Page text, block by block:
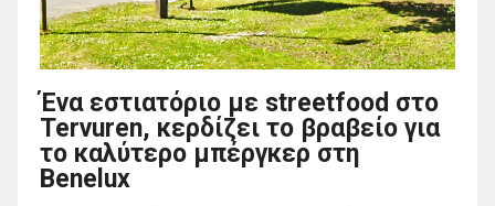
Ένα εστιατόριο με streetfood στο
Tervuren, κερδίζει το βραβείο για
το καλύτερο μπέργκερ στη
Benelux